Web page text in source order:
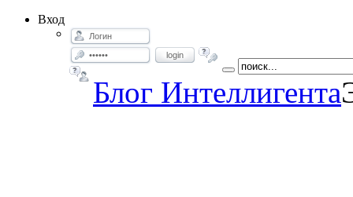
Вход
login
Блог Интеллигента